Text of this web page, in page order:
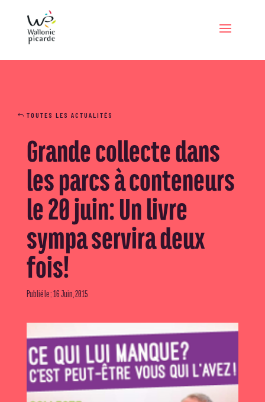
TOUTES LES ACTUALITÉS
Grande collecte dans
les parcs à conteneurs
le 20 juin: Un livre
sympa servira deux
fois!
Publié le : 16 Juin, 2015